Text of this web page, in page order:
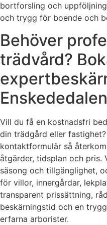
bortforsling och
och trygg för boende och
Behöver
trädvård?
Vill du få en kostnadsfri
din trädgård eller
kontaktformulär så
åtgärder, tidsplan och pris.
säsong och tillgänglighet,
för villor, innergårdar,
transparent prissättning,
beskärningstid och en
erfarna arborister.